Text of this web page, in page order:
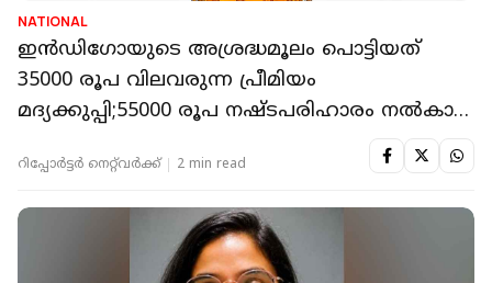
NATIONAL
ഇൻഡിഗോയുടെ അശ്രദ്ധമൂലം പൊട്ടിയത്
35000 രൂപ വിലവരുന്ന പ്രീമിയം
മദ്യക്കുപ്പി;55000 രൂപ നഷ്ടപരിഹാരം നൽകാൻ
റിപ്പോർട്ടർ നെറ്റ്‌വര്‍ക്ക്‌ 2 min read